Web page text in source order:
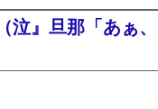
』旦那「あぁ、